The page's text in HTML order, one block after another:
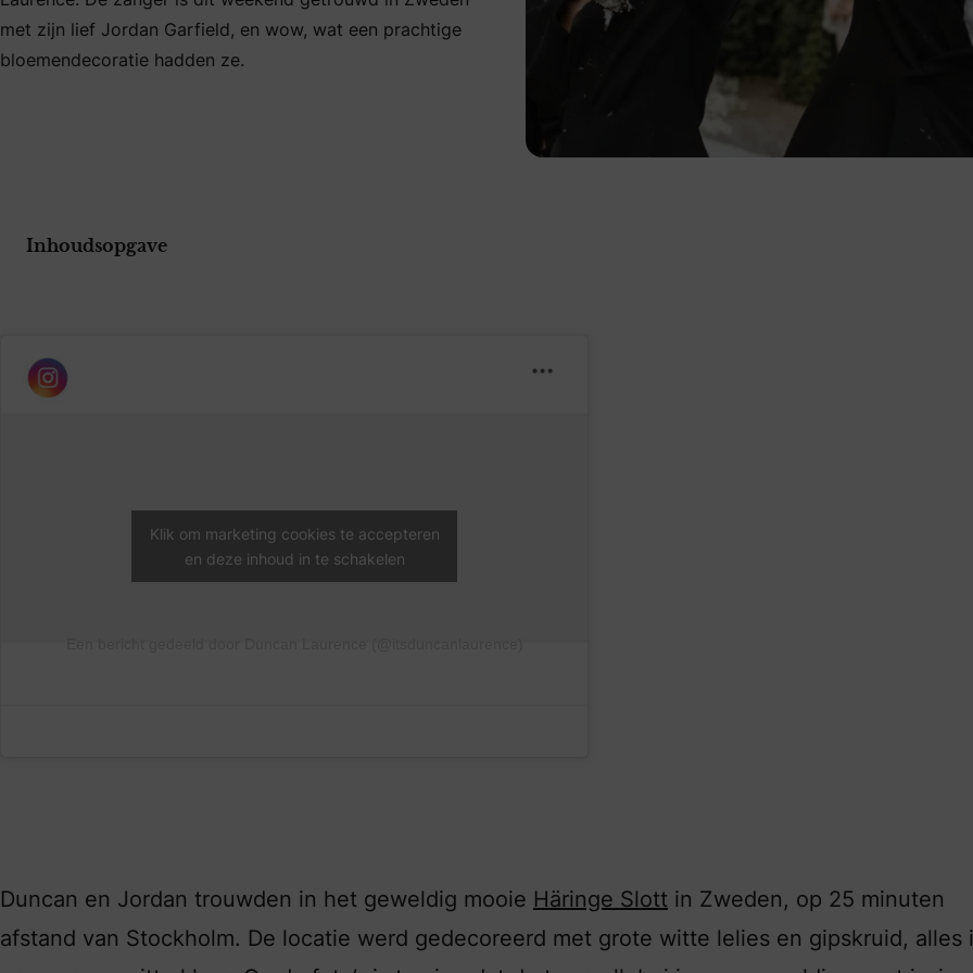
met zijn lief Jordan Garfield, en wow, wat een prachtige
bloemendecoratie hadden ze.
Inhoudsopgave
Klik om marketing cookies te accepteren
en deze inhoud in te schakelen
Duncan en Jordan trouwden in het geweldig mooie Häringe Slott in Zweden, op 25 minuten
afstand van Stockholm. De locatie werd gedecoreerd met grote witte lelies en gipskruid, alles